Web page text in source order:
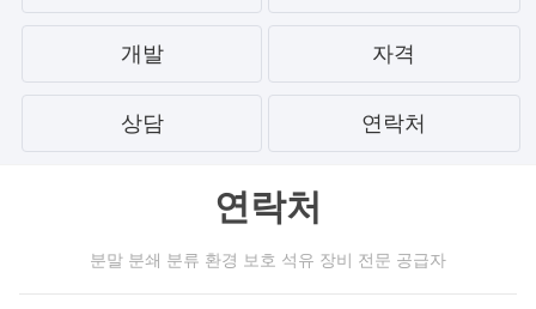
연락처
개발 자격
상담 연락처
연락처
분말 분쇄 분류 환경 보호 석유 장비 전문 공급자